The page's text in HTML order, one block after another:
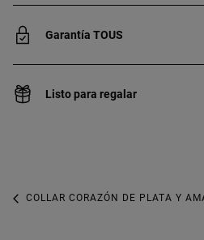
Garantía TOUS
Listo para regalar
COLLAR CORAZÓN DE PLATA Y